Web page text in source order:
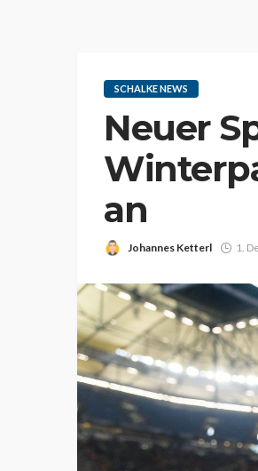
SCHALKE NEWS
Neuer
an
Johannes Ketterl 1.